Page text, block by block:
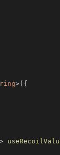
>( {